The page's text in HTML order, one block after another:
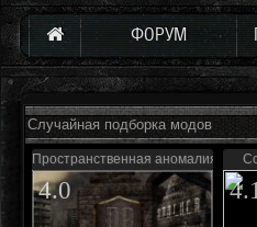
ФОРУМ
Случайная подборка модов
Пространственная аномалия
4.0